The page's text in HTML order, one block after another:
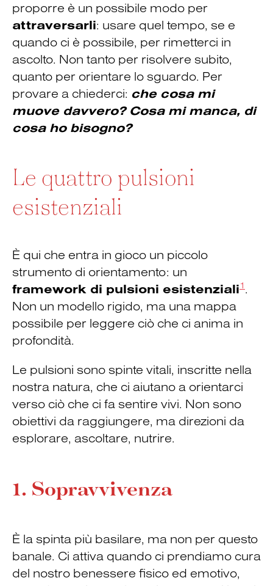
proporre è un possibile modo per
attraversarli: usare quel tempo, se e
quando ci è possibile, per rimetterci in
ascolto. Non tanto per risolvere subito,
quanto per orientare lo sguardo. Per
provare a chiederci: che cosa mi
muove davvero? Cosa mi manca, di
cosa ho bisogno?
Le quattro pulsioni
esistenziali
È qui che entra in gioco un piccolo
strumento di orientamento: un
framework di pulsioni esistenziali1 .
Non un modello rigido, ma una mappa
possibile per leggere ciò che ci anima in
profondità.
Le pulsioni sono spinte vitali, inscritte nella
nostra natura, che ci aiutano a orientarci
verso ciò che ci fa sentire vivi. Non sono
obiettivi da raggiungere, ma direzioni da
esplorare, ascoltare, nutrire.
1. Sopravvivenza
È la spinta più basilare, ma non per questo
banale. Ci attiva quando ci prendiamo cura
del nostro benessere fisico ed emotivo,